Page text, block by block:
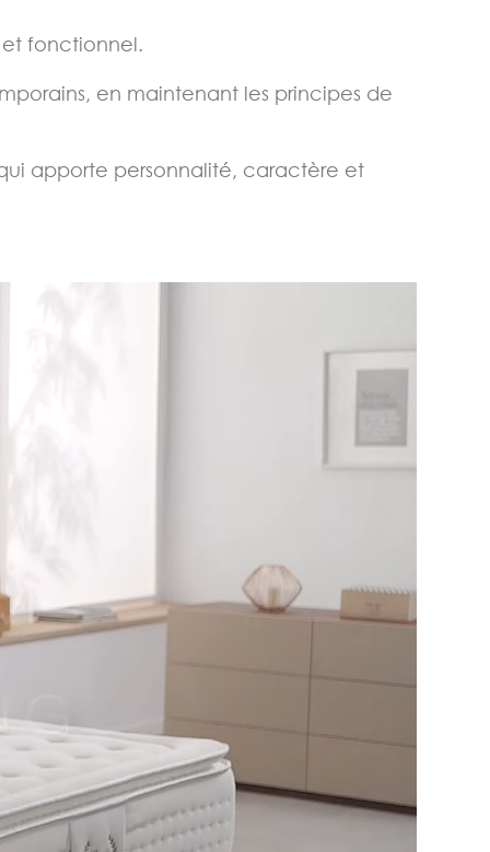
et fonctionnel.
en maintenant les principes de
apporte personnalité, caractère et